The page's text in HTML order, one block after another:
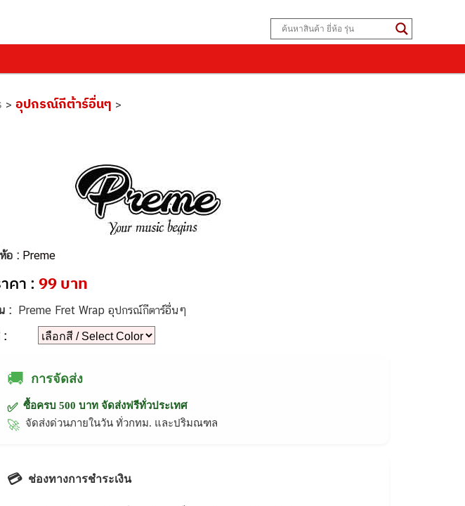
> อุปกรณ์กีต้าร์อื่นๆ >
อ : Preme
คา : 99 บาท
: Preme Fret Wrap อุปกรณ์กีตาร์อื่นๆ
:
🚚 การจัดส่ง
✅ ซื้อครบ 500 บาท จัดส่งฟรีทั่วประเทศ
🚀 จัดส่งด่วนภายในวัน ทั่วกทม. และปริมณฑล
💳 ช่องทางการชำระเงิน